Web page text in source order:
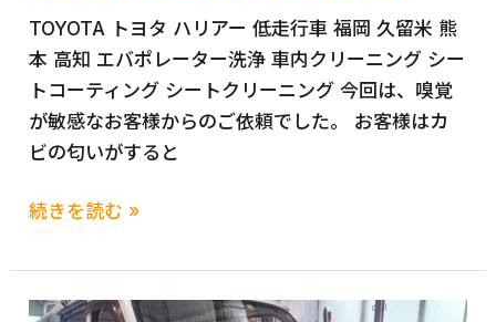
ン
ク
リ
ー
ニ
グ
ク
リ
ー
ニ
ン
エ
コ
ン
TOYOTA トヨタ ハリアー 低走行車 福岡 久留米 熊
本 高知 エバポレーター洗浄 車内クリーニング シー
トコーティング シートクリーニング 今回は、嗅覚
が敏感なお客様からのご依頼でした。 お客様はカ
ビの匂いがすると
TOYOTA
ヨ
タ
続きを読む »